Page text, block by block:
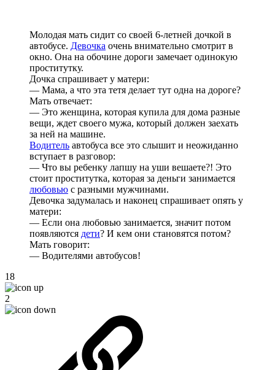
Молодая мать сидит со своей 6-летней дочкой в
автобусе. Девочка очень внимательно смотрит в
окно. Она на обочине дороги замечает одинокую
проститутку.
Дочка спрашивает у матери:
— Мама, а что эта тетя делает тут одна на дороге?
Мать отвечает:
— Это женщина, которая купила для дома разные
вещи, ждет своего мужа, который должен заехать
за ней на машине.
Водитель автобуса все это слышит и неожиданно
вступает в разговор:
— Что вы ребенку лапшу на уши вешаете?! Это
стоит проститутка, которая за деньги занимается
любовью с разными мужчинами.
Девочка задумалась и наконец спрашивает опять у
матери:
— Если она любовью занимается, значит потом
появляются дети? И кем они становятся потом?
Мать говорит:
— Водителями автобусов!
18
2